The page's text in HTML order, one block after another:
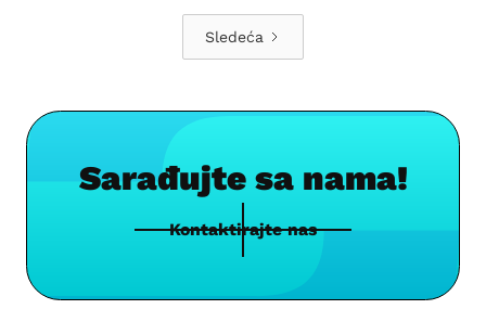
Sledeća
Sarađujte sa nama!
Kontaktirajte nas